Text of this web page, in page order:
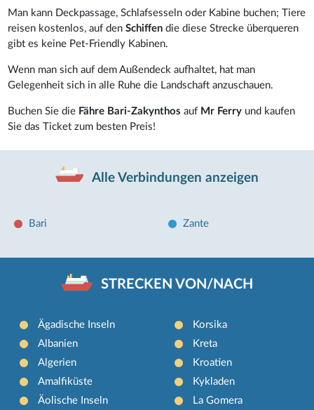
Man kann Deckpassage, Schlafsesseln oder Kabine buchen; Tiere
reisen kostenlos, auf denSchiffendie diese Strecke überqueren
gibt es keine Pet-Friendly Kabinen.
Wenn man sich auf dem Außendeck aufhaltet, hat man
Gelegenheit sich in alle Ruhe die Landschaft anzuschauen.
Buchen Sie die Fähre Bari-Zakynthos auf Mr Ferry und kaufen
Sie das Ticket zum besten Preis!
Alle Verbindungen anzeigen
Bari Zante
STRECKEN VON/NACH
Ägadische Inseln
Albanien
Algerien
Amalfiküste
Äolische Inseln
Korsika
Kreta
Kroatien
Kykladen
La Gomera